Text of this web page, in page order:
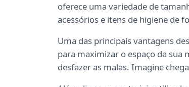
oferece uma variedade de
acessórios e itens de higiene de
Uma das principais vantagens
para maximizar o espaço da sua
desfazer as malas. Imagine